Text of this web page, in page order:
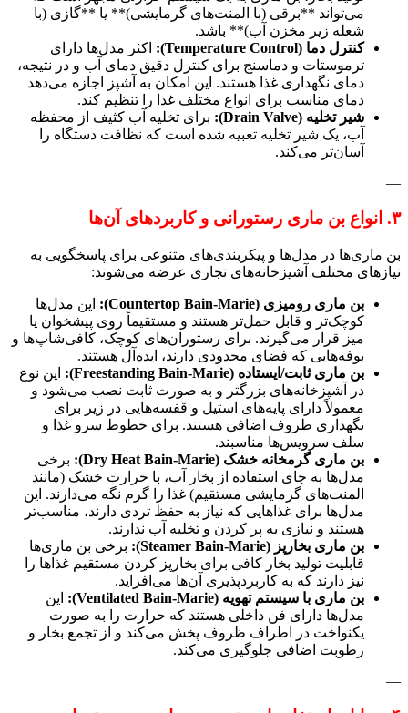
می‌تواند **برقی (با المنت‌های گرمایشی)** یا **گازی (با
شعله زیر مخزن آب)** باشد.
کنترل دما (Temperature Control):
اکثر مدل‌ها دارای
ترموستات و دماسنج برای کنترل دقیق دمای آب و در نتیجه،
دمای نگهداری غذا هستند. این امکان به آشپز اجازه می‌دهد
دمای مناسب برای انواع مختلف غذا را تنظیم کند.
شیر تخلیه (Drain Valve):
برای تخلیه آب کثیف از محفظه
آب، یک شیر تخلیه تعبیه شده است که نظافت دستگاه را
آسان‌تر می‌کند.
—
۳. انواع بن ماری رستورانی و کاربردهای آن‌ها
بن ماری‌ها در مدل‌ها و پیکربندی‌های متنوعی برای پاسخگویی به
نیازهای مختلف آشپزخانه‌های تجاری عرضه می‌شوند:
بن ماری رومیزی (Countertop Bain-Marie):
این مدل‌ها
کوچک‌تر و قابل حمل‌تر هستند و مستقیماً روی پیشخوان یا
میز قرار می‌گیرند. برای رستوران‌های کوچک، کافی‌شاپ‌ها و
بوفه‌هایی که فضای محدودی دارند، ایده‌آل هستند.
بن ماری ثابت/ایستاده (Freestanding Bain-Marie):
این نوع
در آشپزخانه‌های بزرگتر و به صورت ثابت نصب می‌شود و
معمولاً دارای پایه‌های استیل و قفسه‌هایی در زیر برای
نگهداری ظروف اضافی هستند. برای خطوط سرو غذا و
سلف سرویس‌ها مناسبند.
بن ماری گرمخانه خشک (Dry Heat Bain-Marie):
برخی
مدل‌ها به جای استفاده از بخار آب، با حرارت خشک (مانند
المنت‌های گرمایشی مستقیم) غذا را گرم نگه می‌دارند. این
مدل‌ها برای غذاهایی که نیاز به حفظ تردی دارند، مناسب‌تر
هستند و نیازی به پر کردن و تخلیه آب ندارند.
بن ماری بخارپز (Steamer Bain-Marie):
برخی بن ماری‌ها
قابلیت تولید بخار کافی برای بخارپز کردن مستقیم غذاها را
نیز دارند که به کاربردپذیری آن‌ها می‌افزاید.
بن ماری با سیستم تهویه (Ventilated Bain-Marie):
این
مدل‌ها دارای فن داخلی هستند که حرارت را به صورت
یکنواخت در اطراف ظروف پخش می‌کند و از تجمع بخار و
رطوبت اضافی جلوگیری می‌کند.
—